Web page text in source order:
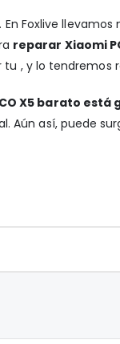
. En Foxlive
reparar Xiaomi
, y lo tendremos
X5 barato está
Aún así, puede